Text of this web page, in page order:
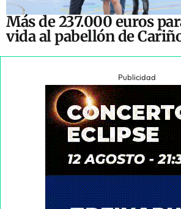
Más de 237.000 euros
vida al pabellón de
Publicidad